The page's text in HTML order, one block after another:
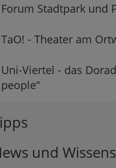
Forum Stadtpark und
TaO! - Theater am
Uni-Viertel - das
people“
und